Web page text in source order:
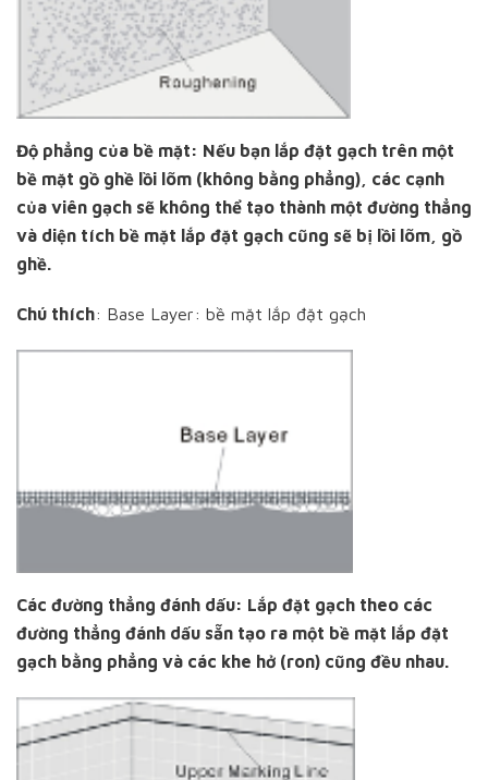
Độ phẳng của bề mặt: Nếu bạn lắp đặt gạch trên một
bề mặt gồ ghề lồi lõm (không bằng phẳng), các cạnh
của viên gạch sẽ không thể tạo thành một đường thẳng
và diện tích bề mặt lắp đặt gạch cũng sẽ bị lồi lõm, gồ
ghề.
Chú thích: Base Layer: bề mặt lắp đặt gạch
Các đường thẳng đánh dấu: Lắp đặt gạch theo các
đường thẳng đánh dấu sẵn tạo ra một bề mặt lắp đặt
gạch bằng phẳng và các khe hở (ron) cũng đều nhau.